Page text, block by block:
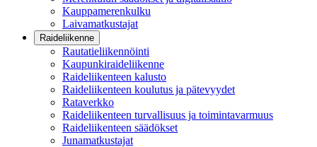
Kauppamerenkulku
Laivamatkustajat
Raideliikenne
Rautatieliikennöinti
Kaupunkiraideliikenne
Raideliikenteen kalusto
Raideliikenteen koulutus ja pätevyydet
Rataverkko
Raideliikenteen turvallisuus ja toimintavarmuus
Raideliikenteen säädökset
Junamatkustajat